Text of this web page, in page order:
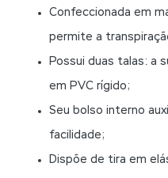
Confeccionada em
permite a
Possui duas talas: a
em PVC rígido;
Seu bolso interno
facilidade;
Dispõe de tira em